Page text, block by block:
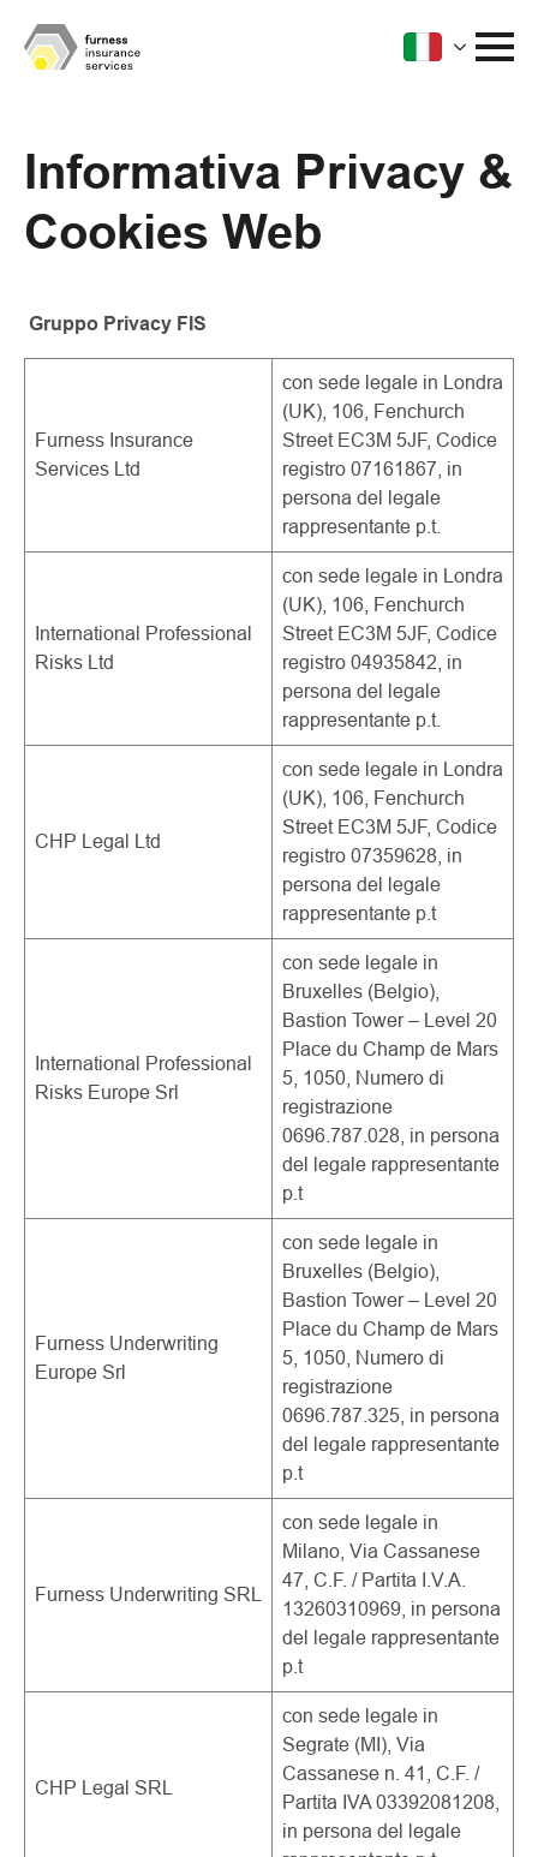
Informativa Privacy &
Cookies Web
Gruppo Privacy FIS
Furness Insurance
Services Ltd
con sede legale in Londra
(UK), 106, Fenchurch
Street EC3M 5JF, Codice
registro 07161867, in
persona del legale
rappresentante p.t.
International Professional
Risks Ltd
con sede legale in Londra
(UK), 106, Fenchurch
Street EC3M 5JF, Codice
registro 04935842, in
persona del legale
rappresentante p.t.
CHP Legal Ltd
con sede legale in Londra
(UK), 106, Fenchurch
Street EC3M 5JF, Codice
registro 07359628, in
persona del legale
rappresentante p.t
International Professional
Risks Europe Srl
con sede legale in
Bruxelles (Belgio),
Bastion Tower – Level 20
Place du Champ de Mars
5, 1050, Numero di
registrazione
0696.787.028, in persona
del legale rappresentante
p.t
Furness Underwriting
Europe Srl
con sede legale in
Bruxelles (Belgio),
Bastion Tower – Level 20
Place du Champ de Mars
5, 1050, Numero di
registrazione
0696.787.325, in persona
del legale rappresentante
p.t
Furness Underwriting SRL
con sede legale in
Milano, Via Cassanese
47, C.F. / Partita I.V.A.
13260310969, in persona
del legale rappresentante
p.t
CHP Legal SRL
con sede legale in
Segrate (MI), Via
Cassanese n. 41, C.F. /
Partita IVA 03392081208,
in persona del legale